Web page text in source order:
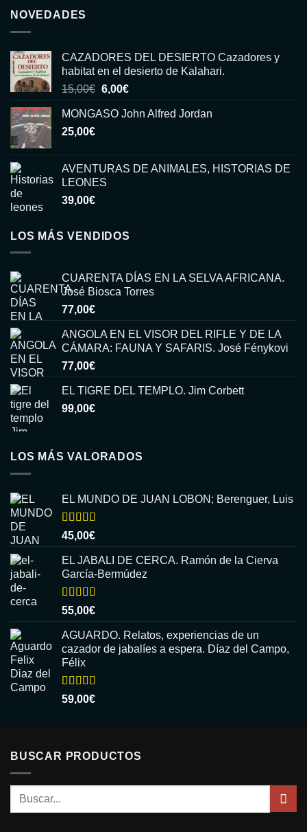
NOVEDADES
CAZADORES DEL DESIERTO Cazadores y
habitat en el desierto de Kalahari.
15,00€ El
original
6,00€El
actual
MONGASO John Alfred Jordan
25,00€
AVENTURAS DE ANIMALES, HISTORIAS DE
LEONES
39,00€
LOS MÁS VENDIDOS
CUARENTA DÍAS EN LA SELVA AFRICANA.
José Biosca Torres
77,00€
ANGOLA EN EL VISOR DEL RIFLE Y DE LA
CÁMARA: FAUNA Y SAFARIS. José Fénykovi
77,00€
EL TIGRE DEL TEMPLO. Jim Corbett
99,00€
LOS MÁS VALORADOS
EL MUNDO DE JUAN LOBON; Berenguer, Luis
Valorado
con
5
45,00€
EL JABALI DE CERCA. Ramón de la Cierva
García-Bermúdez
Valorado
con
5
55,00€
AGUARDO. Relatos, experiencias de un
cazador de jabalíes a espera. Díaz del Campo,
Félix
Valorado
con
59,00€
BUSCAR PRODUCTOS
Buscar